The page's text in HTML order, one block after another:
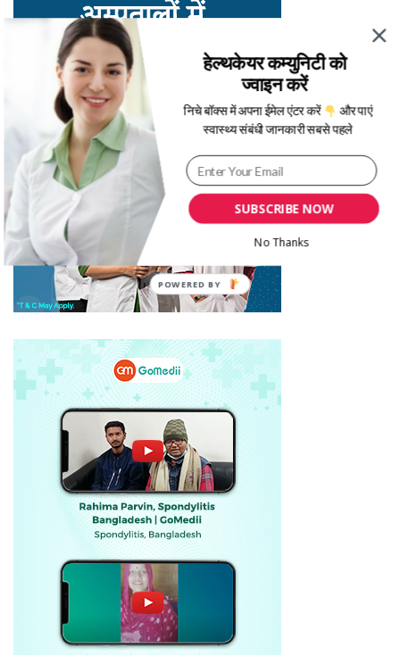
SUBSCRIBE NOW
हेल्थकेयर कम्युनिटी को
ज्वाइन करें
निचे बॉक्स में अपना ईमेल एंटर करें
और पाएं
स्वास्थ्य संबंधी जानकारी सबसे पहले
No Thanks
POWERED BY